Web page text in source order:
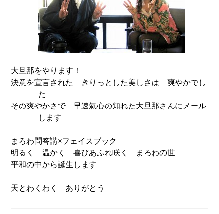
大旦那をやります！
決意を宣言された きりっとした美しさは 爽やかでし
た
その爽やかさで 早速氣心の知れた大旦那さんにメール
します
まろわ問答講×フェイスブック
明るく 温かく 喜びあふれ咲く まろわの世
平和の中から誕生します
天とわくわく ありがとう